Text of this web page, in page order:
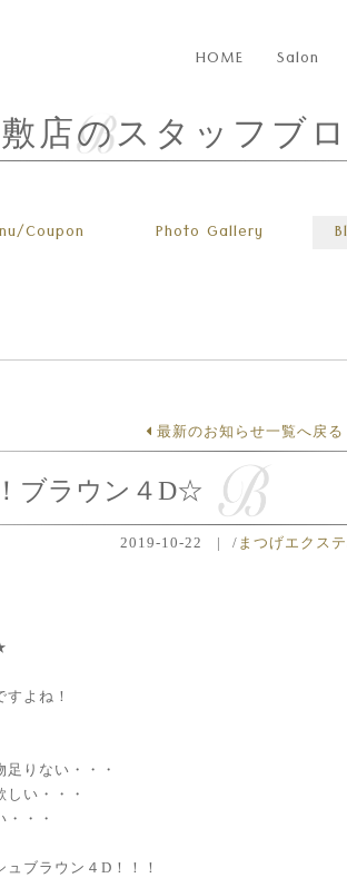
HOME Salon
店のスタッフブ
/Coupon Photo Gallery
最新のお知らせ一覧へ戻る
ブラウン４D☆
2019-10-22 | / まつげエクステ
よね！
りない・・・
い・・・
・・
ブラウン４D！！！